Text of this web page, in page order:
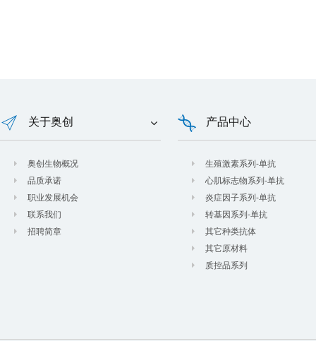
关于奥创
奥创生物概况
品质承诺
职业发展机会
联系我们
招聘简章
产品中心
生殖激素系列-单抗
心肌标志物系列-单抗
炎症因子系列-单抗
转基因系列-单抗
其它种类抗体
其它原材料
质控品系列